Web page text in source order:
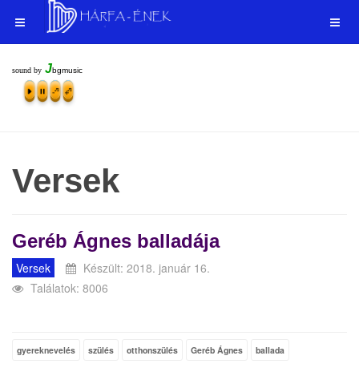
sound by Jbgmusic
Versek
Geréb Ágnes balladája
Versek
Készült: 2018. január 16.
Találatok: 8006
gyereknevelés szülés otthonszülés Geréb Ágnes ballada